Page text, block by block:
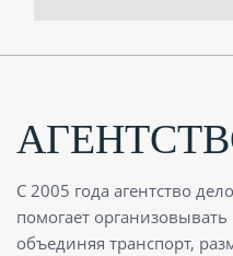
С 2005 года агентство
помогает
объединяя транспорт,